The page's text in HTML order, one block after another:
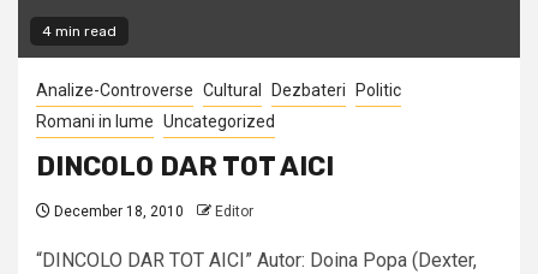
4 min read
Analize-Controverse Cultural Dezbateri
Politic
Romani in lume Uncategorized
DINCOLO DAR TOT AICI
December 18, 2010 Editor
“DINCOLO DAR TOT AICI” Autor: Doina Popa (Dexter,